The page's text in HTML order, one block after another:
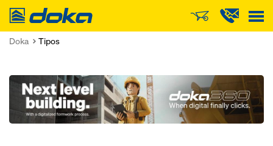
Doka
Doka Tipos
Open